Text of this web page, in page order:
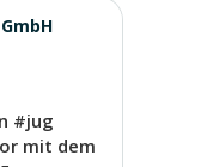
#jug
mit dem